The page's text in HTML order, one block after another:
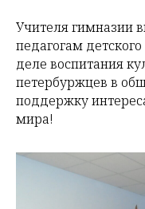
Учителя гимназии
педагогам
деле воспитания
петербуржцев в
поддержку
мира!